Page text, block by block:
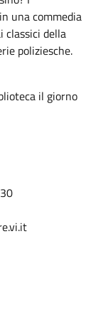
una commedia
classici della
poliziesche.
il giorno